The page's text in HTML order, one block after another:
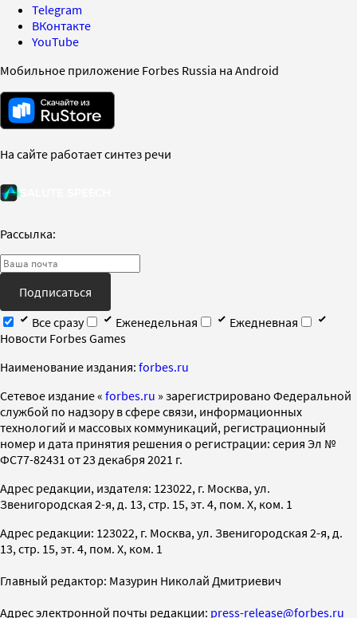
Telegram
ВКонтакте
YouTube
Мобильное приложение Forbes Russia на Android
На сайте работает синтез речи
Рассылка:
Подписаться
Все сразу
Еженедельная
Ежедневная
Новости Forbes Games
Наименование издания: forbes.ru
Cетевое издание « forbes.ru » зарегистрировано Федеральной
службой по надзору в сфере связи, информационных
технологий и массовых коммуникаций, регистрационный
номер и дата принятия решения о регистрации: серия Эл №
ФС77-82431 от 23 декабря 2021 г.
Адрес редакции, издателя: 123022, г. Москва, ул.
Звенигородская 2-я, д. 13, стр. 15, эт. 4, пом. X, ком. 1
Адрес редакции: 123022, г. Москва, ул. Звенигородская 2-я, д.
13, стр. 15, эт. 4, пом. X, ком. 1
Главный редактор: Мазурин Николай Дмитриевич
Адрес электронной почты редакции: press-release@forbes.ru